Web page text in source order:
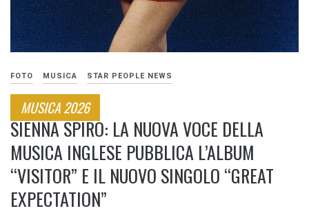
FOTO MUSICA STAR PEOPLE NEWS
MUSICA 2026
SIENNA SPIRO: LA NUOVA VOCE DELLA
MUSICA INGLESE PUBBLICA L’ALBUM
“VISITOR” E IL NUOVO SINGOLO “GREAT
EXPECTATION”